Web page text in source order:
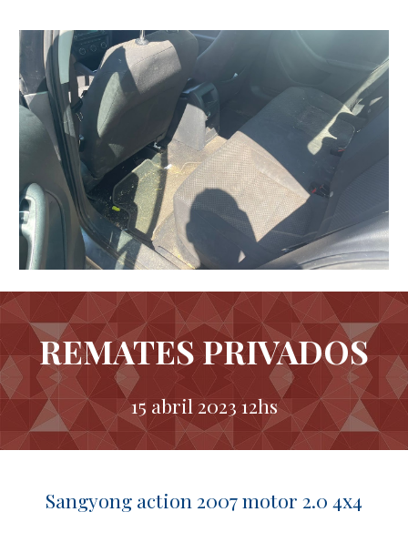
REMATES PRIVADOS
15 abril 2023 12hs
Sangyong action 2007 motor 2.0 4x4